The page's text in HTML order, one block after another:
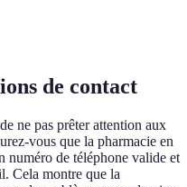
de contact
ne pas prêter attention aux
vous que la pharmacie en
numéro de téléphone valide et
Cela montre que la